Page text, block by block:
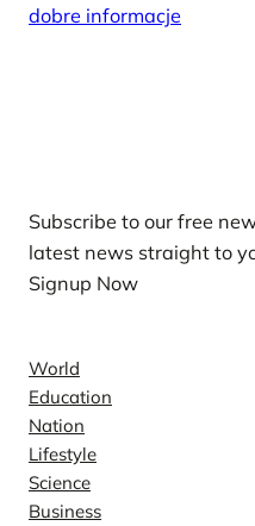
dobre informacje
Subscribe to our free
latest news straight to
Signup Now
World
Education
Nation
Lifestyle
Science
Business